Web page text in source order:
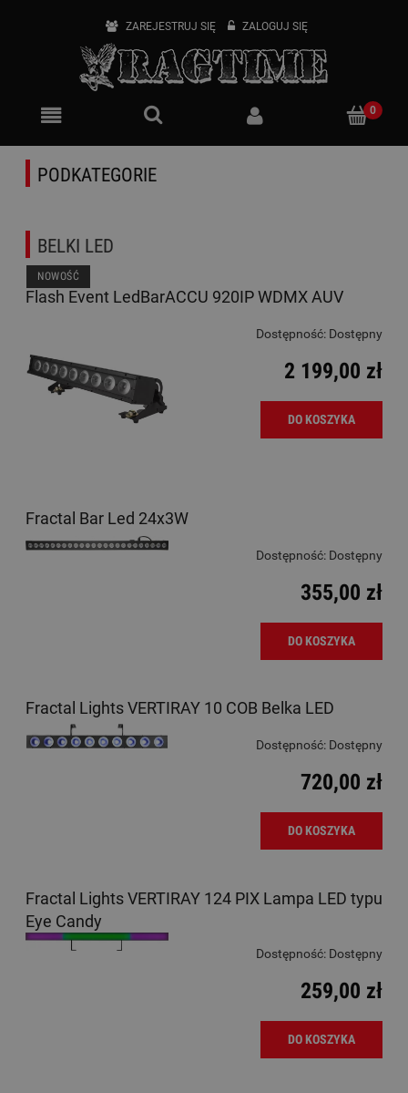
ZAREJESTRUJ SIĘ ZALOGUJ SIĘ
PODKATEGORIE
BELKI LED
Flash Event LedBarACCU 920IP WDMX AUV
Dostępność: Dostępny
2 199,00 zł
DO KOSZYKA
NOWOŚĆ
Fractal Bar Led 24x3W
Dostępność: Dostępny
355,00 zł
DO KOSZYKA
Fractal Lights VERTIRAY 10 COB Belka LED
Dostępność: Dostępny
720,00 zł
DO KOSZYKA
Fractal Lights VERTIRAY 124 PIX Lampa LED typu
Eye Candy
Dostępność: Dostępny
259,00 zł
DO KOSZYKA